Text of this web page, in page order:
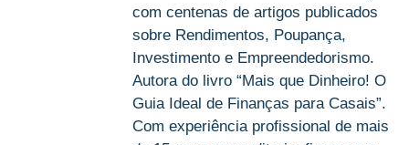
com centenas de artigos publicados
sobre Rendimentos, Poupança,
Investimento e Empreendedorismo.
Autora do livro “Mais que Dinheiro! O
Guia Ideal de Finanças para Casais”.
Com experiência profissional de mais